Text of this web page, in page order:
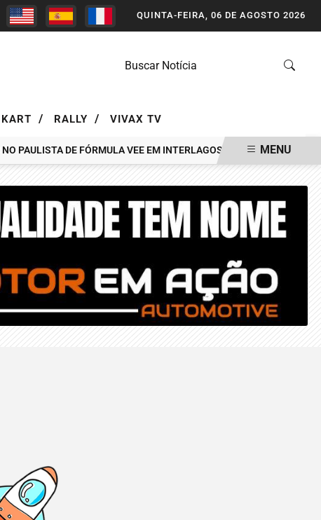
QUINTA-FEIRA, 06 DE AGOSTO 2026
KART / RALLY / VIVAX TV
PAULISTA DE FÓRMULA VEE EM INTERLAGOS PROMOÇÃO
MENU